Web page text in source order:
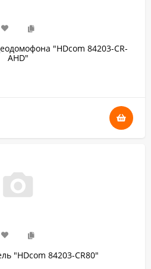
"HDcom 84203-CR-
AHD"
"HDcom 84203-CR80"